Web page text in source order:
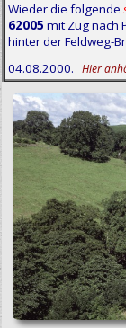
Wieder die folgende
62005 mit Zug nach
hinter der Feldweg-
04.08.2000.
Hier